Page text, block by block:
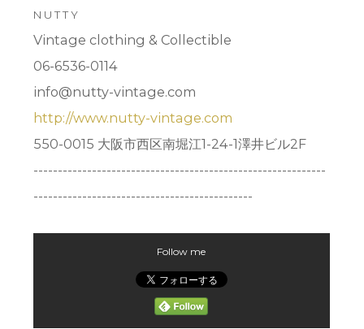
N U T T Y
Vintage clothing & Collectible
06-6536-0114
info@nutty-vintage.com
http://www.nutty-vintage.com
550-0015 大阪市西区南堀江1-24-1澤井ビル2F
------------------------------------------------------------
---------------------------------------------
Follow me